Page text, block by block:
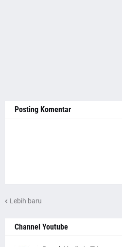
Posting Komentar
Lebih baru
Channel Youtube